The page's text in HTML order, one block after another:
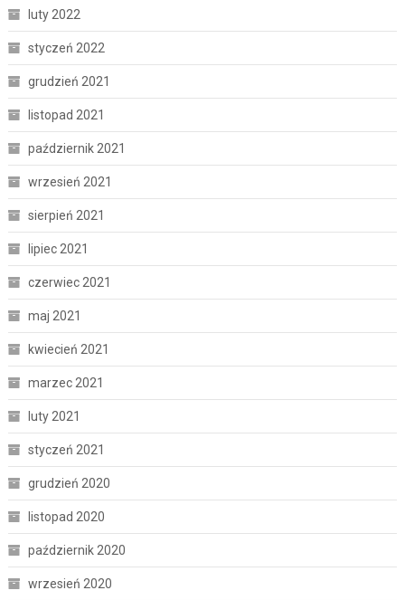
luty 2022
styczeń 2022
grudzień 2021
listopad 2021
październik 2021
wrzesień 2021
sierpień 2021
lipiec 2021
czerwiec 2021
maj 2021
kwiecień 2021
marzec 2021
luty 2021
styczeń 2021
grudzień 2020
listopad 2020
październik 2020
wrzesień 2020